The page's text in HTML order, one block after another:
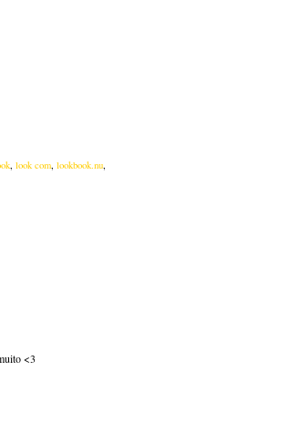
, look com, lookbook.nu,
<3